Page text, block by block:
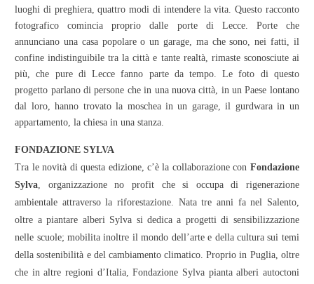
luoghi di preghiera, quattro modi di intendere la vita. Questo racconto
fotografico comincia proprio dalle porte di Lecce. Porte che
annunciano una casa popolare o un garage, ma che sono, nei fatti, il
confine indistinguibile tra la città e tante realtà, rimaste sconosciute ai
più, che pure di Lecce fanno parte da tempo. Le foto di questo
progetto parlano di persone che in una nuova città, in un Paese lontano
dal loro, hanno trovato la moschea in un garage, il gurdwara in un
appartamento, la chiesa in una stanza.
FONDAZIONE SYLVA
Tra le novità di questa edizione, c’è la collaborazione con Fondazione
Sylva, organizzazione no profit che si occupa di rigenerazione
ambientale attraverso la riforestazione. Nata tre anni fa nel Salento,
oltre a piantare alberi Sylva si dedica a progetti di sensibilizzazione
nelle scuole; mobilita inoltre il mondo dell’arte e della cultura sui temi
della sostenibilità e del cambiamento climatico. Proprio in Puglia, oltre
che in altre regioni d’Italia, Fondazione Sylva pianta alberi autoctoni